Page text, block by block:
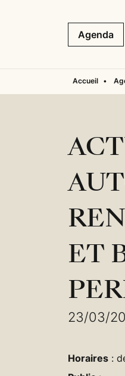
Agenda
Accueil •
ET
23/03/
Horaires :